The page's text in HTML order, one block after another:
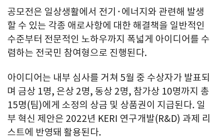
공모전은 일상생활에서 전기·에너지와 관련해 발생
할 수 있는 각종 애로사항에 대한 해결책을 일반적인
수준부터 전문적인 노하우까지 폭넓게 아이디어를 수
렴하는 전국민 참여형으로 진행된다.
아이디어는 내부 심사를 거쳐 5월 중 수상자가 발표되
며 금상 1명, 은상 2명, 동상 2명, 참가상 10명까지 총
15명(팀)에게 소정의 상금 및 상품권이 지급된다. 일
부 혁신 제안은 2022년 KERI 연구개발(R&D) 과제 리
스트에 반영돼 활용된다.